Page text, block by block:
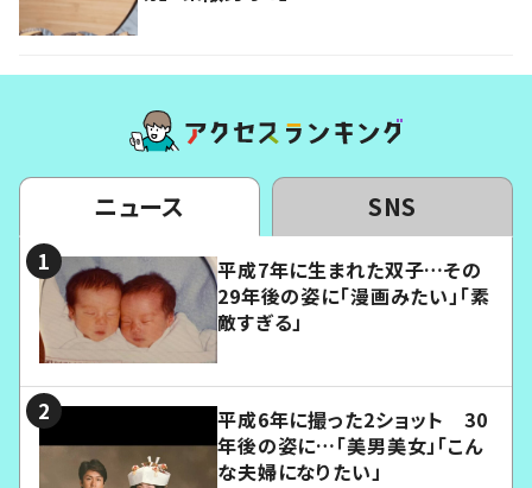
ニュース SNS
平成7年に生まれた双子…その
29年後の姿に「漫画みたい」「素
敵すぎる」
平成6年に撮った2ショット 30
年後の姿に…「美男美女」「こん
な夫婦になりたい」